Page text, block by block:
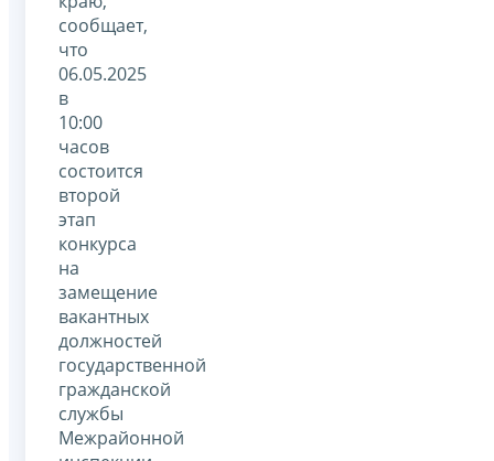
сообщает,
что
06.05.2025
в
10:00
часов
состоится
второй
этап
конкурса
на
замещение
вакантных
должностей
государственной
гражданской
службы
Межрайонной